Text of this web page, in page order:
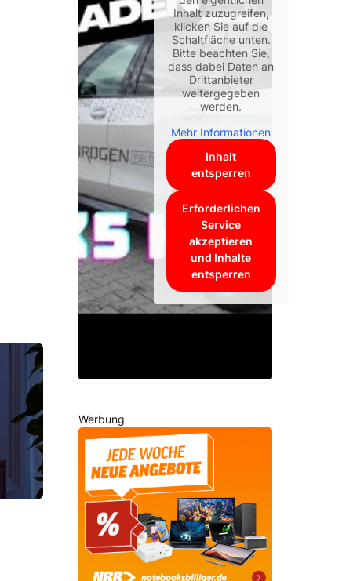
Inhalt zuzugreifen,
klicken Sie auf die
Schaltfläche unten.
Bitte beachten Sie,
dass dabei Daten an
Drittanbieter
weitergegeben
werden.
Mehr Informationen
Inhalt
entsperren
Erforderlichen
Service
akzeptieren
und Inhalte
entsperren
Werbung